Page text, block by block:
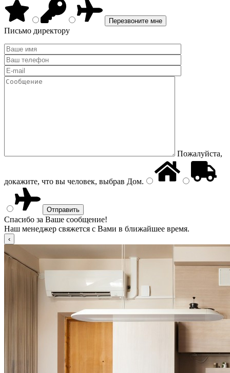
Письмо директору
Пожалуйста,
докажите, что вы человек, выбрав Дом.
Спасибо за Ваше сообщение!
Наш менеджер свяжется с Вами в ближайшее время.